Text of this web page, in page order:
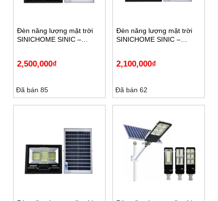
Đèn năng lượng mặt trời
SINICHOME SINIC –
2,500,000₫
Đã bán 85
Đèn năng lượng mặt trời
SINICHOME SINIC –
2,100,000₫
Đã bán 62